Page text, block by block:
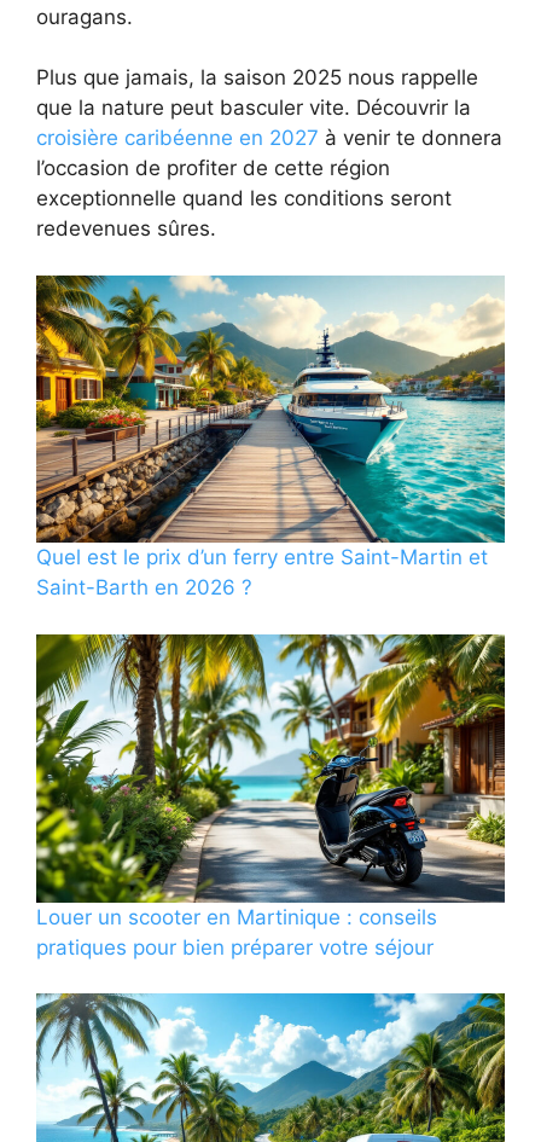
ouragans.
Plus que jamais, la saison 2025 nous rappelle
que la nature peut basculer vite. Découvrir la
croisière caribéenne en 2027 à venir te donnera
l’occasion de profiter de cette région
exceptionnelle quand les conditions seront
redevenues sûres.
Quel est le prix d’un ferry entre Saint-Martin et
Saint-Barth en 2026 ?
Louer un scooter en Martinique : conseils
pratiques pour bien préparer votre séjour